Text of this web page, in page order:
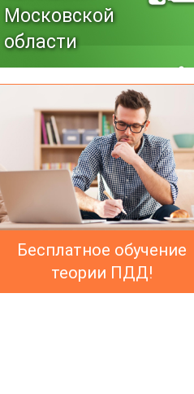
Московской
области
Бесплатное обучение
теории ПДД!